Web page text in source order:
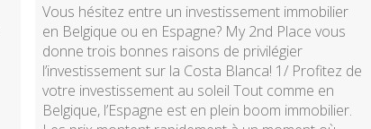
Vous hésitez entre un investissement immobilier
en Belgique ou en Espagne? My 2nd Place vous
donne trois bonnes raisons de privilégier
l’investissement sur la Costa Blanca! 1/ Profitez de
votre investissement au soleil Tout comme en
Belgique, l’Espagne est en plein boom immobilier.